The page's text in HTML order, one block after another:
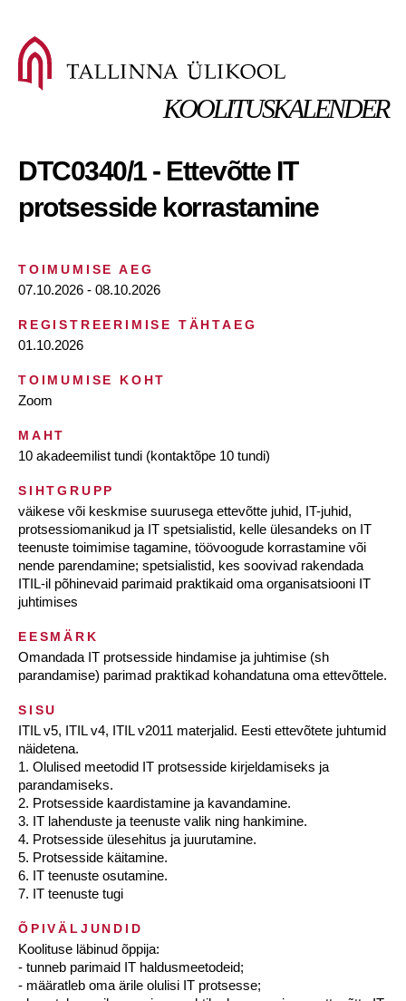
KOOLITUSKALENDER
DTC0340/1 - Ettevõtte IT
protsesside korrastamine
TOIMUMISE AEG
07.10.2026 - 08.10.2026
REGISTREERIMISE TÄHTAEG
01.10.2026
TOIMUMISE KOHT
Zoom
MAHT
10 akadeemilist tundi (kontaktõpe 10 tundi)
SIHTGRUPP
väikese või keskmise suurusega ettevõtte juhid, IT-juhid,
protsessiomanikud ja IT spetsialistid, kelle ülesandeks on IT
teenuste toimimise tagamine, töövoogude korrastamine või
nende parendamine; spetsialistid, kes soovivad rakendada
ITIL-il põhinevaid parimaid praktikaid oma organisatsiooni IT
juhtimises
EESMÄRK
Omandada IT protsesside hindamise ja juhtimise (sh
parandamise) parimad praktikad kohandatuna oma ettevõttele.
SISU
ITIL v5, ITIL v4, ITIL v2011 materjalid. Eesti ettevõtete juhtumid
näidetena.
1. Olulised meetodid IT protsesside kirjeldamiseks ja
parandamiseks.
2. Protsesside kaardistamine ja kavandamine.
3. IT lahenduste ja teenuste valik ning hankimine.
4. Protsesside ülesehitus ja juurutamine.
5. Protsesside käitamine.
6. IT teenuste osutamine.
7. IT teenuste tugi
ÕPIVÄLJUNDID
Koolituse läbinud õppija:
- tunneb parimaid IT haldusmeetodeid;
- määratleb oma ärile olulisi IT protsesse;